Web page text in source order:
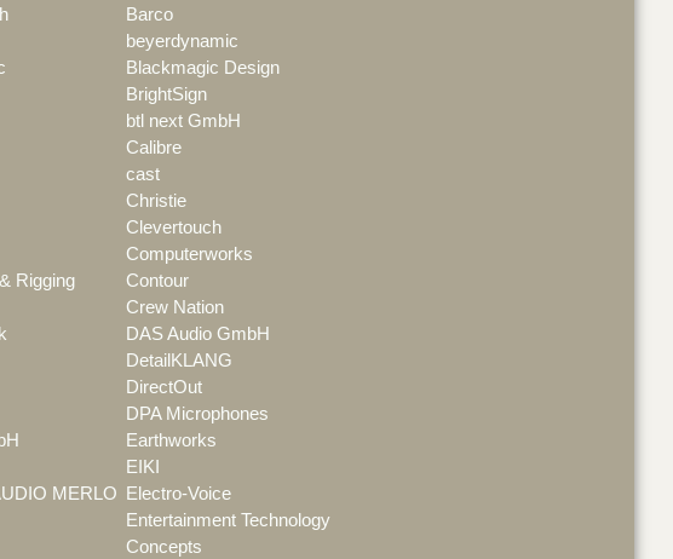
Barco
beyerdynamic
Blackmagic Design
BrightSign
btl next GmbH
Calibre
cast
Christie
Clevertouch
Computerworks
Rigging
Contour
Crew Nation
DAS Audio GmbH
DetailKLANG
DirectOut
DPA Microphones
Earthworks
EIKI
MERLO
Electro-Voice
Entertainment Technology
Concepts